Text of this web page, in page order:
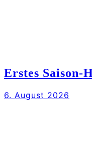
Erstes Saison-
6. August 2026